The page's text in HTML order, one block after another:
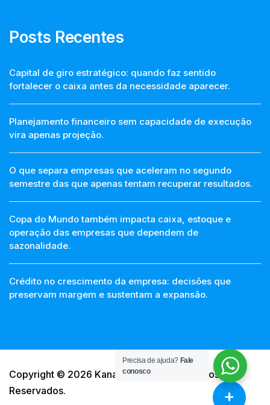
Posts Recentes
Capital de giro estratégico: quando faz sentido
fortalecer o caixa antes da necessidade aparecer.
Planejamento financeiro sem capacidade de execução
vira apenas projeção.
O que separa empresas que aceleram no segundo
semestre das que apenas tentam recuperar resultados.
Copa do Mundo também impacta caixa, estoque e
operação das empresas que dependem de
sazonalidade.
Crédito no crescimento da empresa: decisões que
preservam margem e sustentam a expansão.
Copyright © 2026 Kanal Group Todos Direitos
Reservados.
+
Precisa de ajuda? Fale
conosco